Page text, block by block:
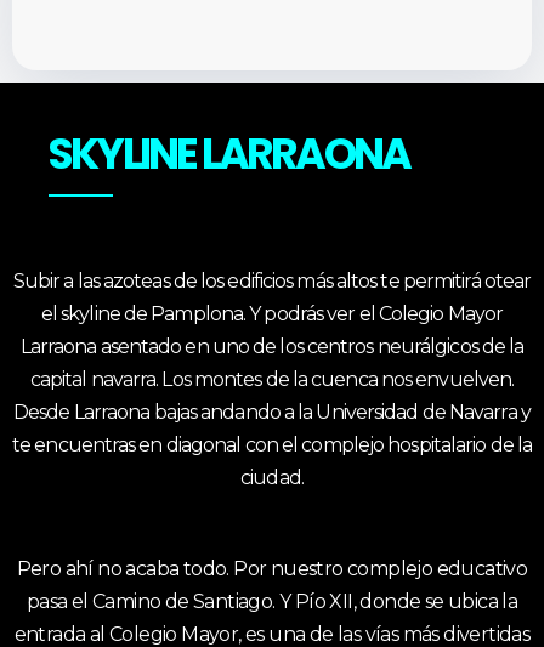
SKYLINE LARRAONA
Subir a las azoteas de los edificios más altos te permitirá otear
el skyline de Pamplona. Y podrás ver el Colegio Mayor
Larraona asentado en uno de los centros neurálgicos de la
capital navarra. Los montes de la cuenca nos envuelven.
Desde Larraona bajas andando a la Universidad de Navarra y
te encuentras en diagonal con el complejo hospitalario de la
ciudad.
Pero ahí no acaba todo. Por nuestro complejo educativo
pasa el Camino de Santiago. Y Pío XII, donde se ubica la
entrada al Colegio Mayor, es una de las vías más divertidas